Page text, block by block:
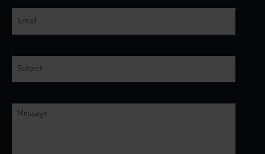
E-
post
*
Subject *
Message *